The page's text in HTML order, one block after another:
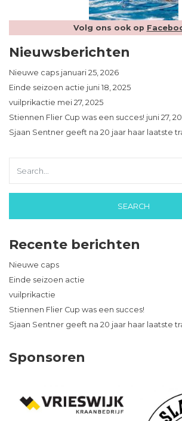
Volg ons ook op
Nieuwsberichten
Nieuwe caps januari 25, 2026
Einde seizoen actie juni 18, 2025
vuilprikactie mei 27, 2025
Stiennen Flier Cup was een succes! juni 27,
Sjaan Sentner geeft na 20 jaar haar laatste
Recente berichten
Nieuwe caps
Einde seizoen actie
vuilprikactie
Stiennen Flier Cup was een succes!
Sjaan Sentner geeft na 20 jaar haar laatste
Sponsoren